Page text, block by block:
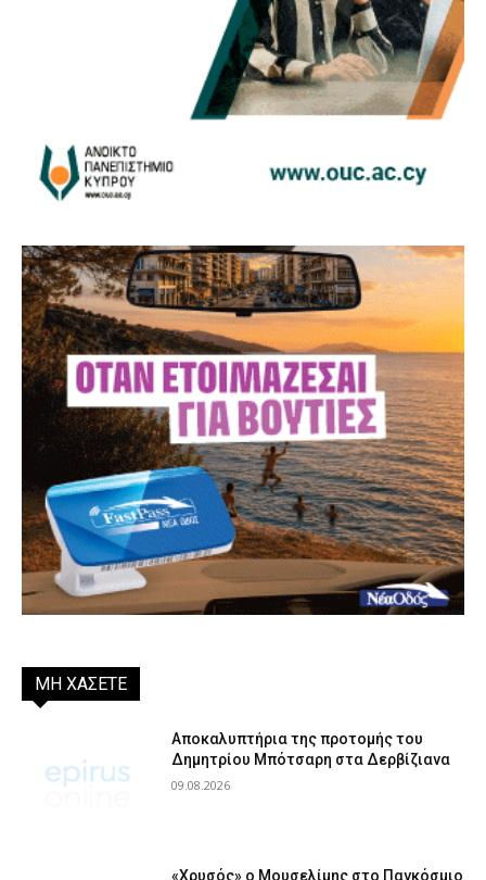
ΜΗ ΧΑΣΕΤΕ
Αποκαλυπτήρια της προτομής του
Δημητρίου Μπότσαρη στα Δερβίζιανα
09.08.2026
«Χρυσός» ο Μουσελίμης στο Παγκόσμιο